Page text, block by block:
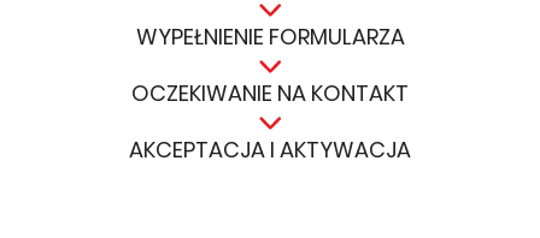
WYPEŁNIENIE FORMULARZA
OCZEKIWANIE NA KONTAKT
AKCEPTACJA I AKTYWACJA